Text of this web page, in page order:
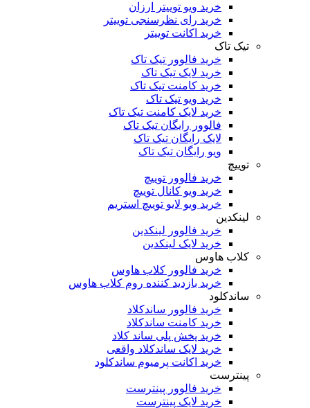
خرید ویو توییتر ارزان
خرید رای نظرسنجی توییتر
خرید اکانت توییتر
تیک تاک
خرید فالوور تیک تاک
خرید لایک تیک تاک
خرید کامنت تیک ‌تاک
خرید ویو تیک تاک
خرید لایک کامنت تیک تاک
فالوور رایگان تیک تاک
لایک رایگان تیک تاک
ویو رایگان تیک تاک
توییچ
خرید فالوور توییچ
خرید ویو کانال توییچ
خرید ویو لایو توییچ استریم
لینکدین
خرید فالوور لینکدین
خرید لایک لینکدین
کلاب هاوس
خرید فالوور کلاب هاوس
خرید بازدید کننده روم کلاب هاوس
ساندکلود
خرید فالوور ساندکلاد
خرید کامنت ساندکلاد
خرید پخش پلی ساند کلاد
خرید لایک ساندکلاد واقعی
خرید اکانت پرمیوم ساندکلود
پینترست
خرید فالوور پینترست
خرید لایک پینترست